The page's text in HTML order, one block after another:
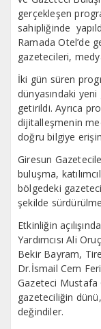
gerçekleşen
sahipliğinde
Ramada Otel’de
gazetecileri,
İki gün süren
dünyasındaki
getirildi. Ayrıca
dijitalleşmenin
doğru bilgiye
Giresun
buluşma,
bölgedeki
şekilde
Etkinliğin
Yardımcısı Ali
Bekir Bayram,
Dr.İsmail Cem
Gazeteci
gazeteciliğin
değindiler.